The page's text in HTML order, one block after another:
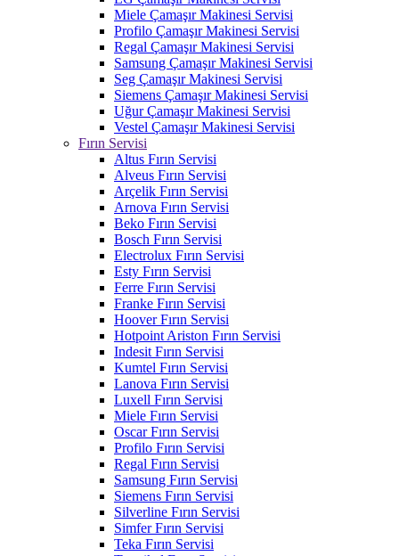
Miele Çamaşır Makinesi Servisi
Profilo Çamaşır Makinesi Servisi
Regal Çamaşır Makinesi Servisi
Samsung Çamaşır Makinesi Servisi
Seg Çamaşır Makinesi Servisi
Siemens Çamaşır Makinesi Servisi
Uğur Çamaşır Makinesi Servisi
Vestel Çamaşır Makinesi Servisi
Fırın Servisi
Altus Fırın Servisi
Alveus Fırın Servisi
Arçelik Fırın Servisi
Arnova Fırın Servisi
Beko Fırın Servisi
Bosch Fırın Servisi
Electrolux Fırın Servisi
Esty Fırın Servisi
Ferre Fırın Servisi
Franke Fırın Servisi
Hoover Fırın Servisi
Hotpoint Ariston Fırın Servisi
Indesit Fırın Servisi
Kumtel Fırın Servisi
Lanova Fırın Servisi
Luxell Fırın Servisi
Miele Fırın Servisi
Oscar Fırın Servisi
Profilo Fırın Servisi
Regal Fırın Servisi
Samsung Fırın Servisi
Siemens Fırın Servisi
Silverline Fırın Servisi
Simfer Fırın Servisi
Teka Fırın Servisi